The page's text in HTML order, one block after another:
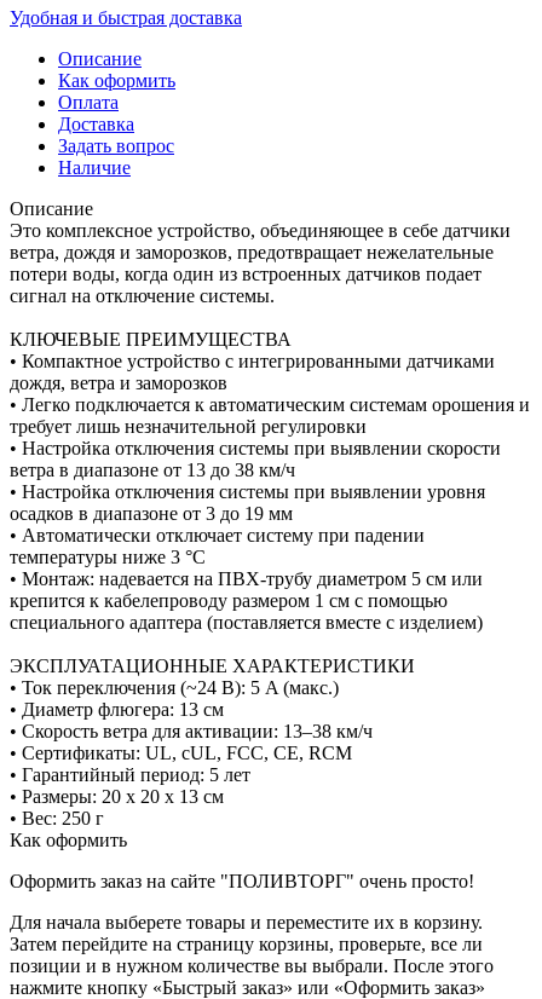
Удобная и быстрая доставка
Описание
Как оформить
Оплата
Доставка
Задать вопрос
Наличие
Описание
Это комплексное устройство, объединяющее в себе датчики
ветра, дождя и заморозков, предотвращает нежелательные
потери воды, когда один из встроенных датчиков подает
сигнал на отключение системы.
КЛЮЧЕВЫЕ ПРЕИМУЩЕСТВА
• Компактное устройство с интегрированными датчиками
дождя, ветра и заморозков
• Легко подключается к автоматическим системам орошения и
требует лишь незначительной регулировки
• Настройка отключения системы при выявлении скорости
ветра в диапазоне от 13 до 38 км/ч
• Настройка отключения системы при выявлении уровня
осадков в диапазоне от 3 до 19 мм
• Автоматически отключает систему при падении
температуры ниже 3 °C
• Монтаж: надевается на ПВХ-трубу диаметром 5 см или
крепится к кабелепроводу размером 1 см с помощью
специального адаптера (поставляется вместе с изделием)
ЭКСПЛУАТАЦИОННЫЕ ХАРАКТЕРИСТИКИ
• Ток переключения (~24 В): 5 A (макс.)
• Диаметр флюгера: 13 см
• Скорость ветра для активации: 13–38 км/ч
• Сертификаты: UL, cUL, FCC, CE, RCM
• Гарантийный период: 5 лет
• Размеры: 20 х 20 х 13 см
• Вес: 250 г
Как оформить
Оформить заказ на сайте "ПОЛИВТОРГ" очень просто!
Для начала выберете товары и переместите их в корзину.
Затем перейдите на страницу корзины, проверьте, все ли
позиции и в нужном количестве вы выбрали. После этого
нажмите кнопку «Быстрый заказ» или «Оформить заказ»